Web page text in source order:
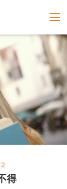
所
展開
得